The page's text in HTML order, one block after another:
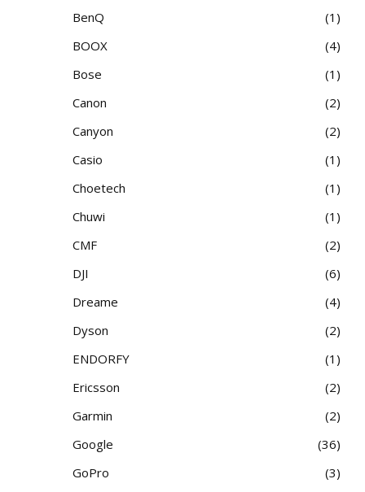
BenQ
1
BOOX
4
Bose
1
Canon
2
Canyon
2
Casio
1
Choetech
1
Chuwi
1
CMF
2
DJI
6
Dreame
4
Dyson
2
ENDORFY
1
Ericsson
2
Garmin
2
Google
36
GoPro
3